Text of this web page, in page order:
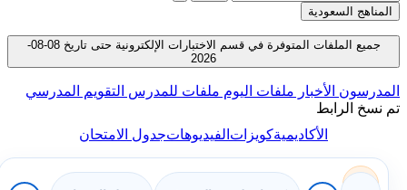
المناهج السعودية
جميع الملفات المتوفرة في قسم الاختبارات الإلكترونية حتى تاريخ 08-08-
2026
المدرسون الأخبار ملفات اليوم ملفات للمدرس التقويم المدرسي
تم نسخ الرابط
الأكاديميةكويزاتالفيديوهاتجدول الامتحان